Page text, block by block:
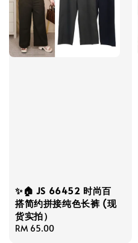
✨🏠 JS 66452 时尚百
搭简约拼接纯色长裤 (现
货实拍）
Regular
RM 65.00